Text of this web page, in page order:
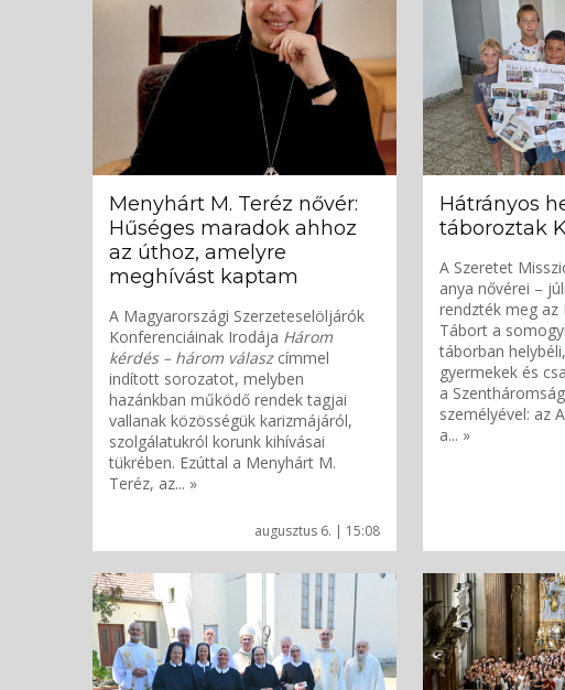
augusztus 6. | 15:08
Menyhárt M. Teréz nővér:
Hűséges maradok ahhoz
az úthoz, amelyre
meghívást kaptam
A Magyarországi Szerzeteselöljárók
Konferenciáinak Irodája Három
kérdés – három válaszcímmel
indított sorozatot, melyben
hazánkban működő rendek tagjai
vallanak közösségük karizmájáról,
szolgálatukról korunk kihívásai
tükrében. Ezúttal a Menyhárt M.
Teréz, az... »
Hátrányos
táboroztak
A Szeretet
anya nővérei –
rendzték meg az
Tábort a
táborban
gyermekek és
a
személyével: az
a... »